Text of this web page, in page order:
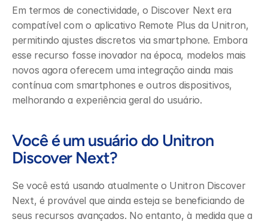
Em termos de conectividade, o Discover Next era
compatível com o aplicativo Remote Plus da Unitron,
permitindo ajustes discretos via smartphone. Embora
esse recurso fosse inovador na época, modelos mais
novos agora oferecem uma integração ainda mais
contínua com smartphones e outros dispositivos,
melhorando a experiência geral do usuário.
Você é um usuário do Unitron
Discover Next?
Se você está usando atualmente o Unitron Discover
Next, é provável que ainda esteja se beneficiando de
seus recursos avançados. No entanto, à medida que a